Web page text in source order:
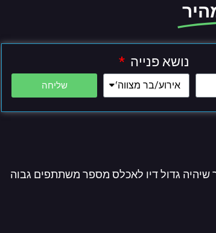
נושא פנייה
שליחה
גדול דיו לאכלס מספר משתתפים גבוה